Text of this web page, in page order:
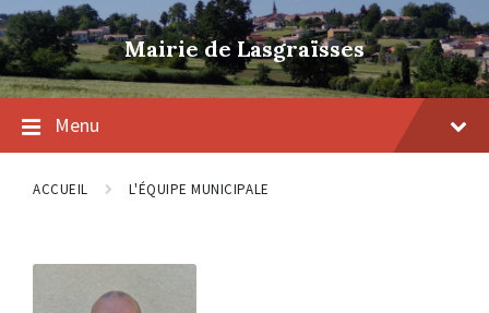
Skip
to
content
Skip
to
main
navigation
Skip
to
footer
Mairie de Lasgraïsses
Menu
ACCUEIL L'ÉQUIPE MUNICIPALE